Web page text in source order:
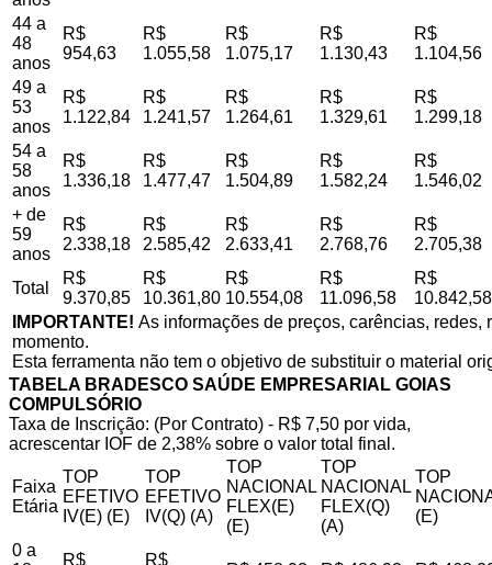
44 a
48
anos
R$
954,63
R$
1.055,58
R$
1.075,17
R$
1.130,43
R$
1.104,56
49 a
53
anos
R$
1.122,84
R$
1.241,57
R$
1.264,61
R$
1.329,61
R$
1.299,18
54 a
58
anos
R$
1.336,18
R$
1.477,47
R$
1.504,89
R$
1.582,24
R$
1.546,02
+ de
59
anos
R$
2.338,18
R$
2.585,42
R$
2.633,41
R$
2.768,76
R$
2.705,38
Total
R$
9.370,85
R$
10.361,80
R$
10.554,08
R$
11.096,58
R$
10.842,58
IMPORTANTE! As informações de preços, carências,
momento.
Esta ferramenta não tem o objetivo de substituir o material
TABELA BRADESCO SAÚDE EMPRESARIAL GOIAS
COMPULSÓRIO
Taxa de Inscrição: (Por Contrato) - R$ 7,50 por vida,
acrescentar IOF de 2,38% sobre o valor total final.
Faixa
Etária
TOP
EFETIVO
IV(E) (E)
TOP
EFETIVO
IV(Q) (A)
TOP
NACIONAL
FLEX(E)
(E)
TOP
NACIONAL
FLEX(Q)
(A)
TOP
(E)
0 a
R$
R$